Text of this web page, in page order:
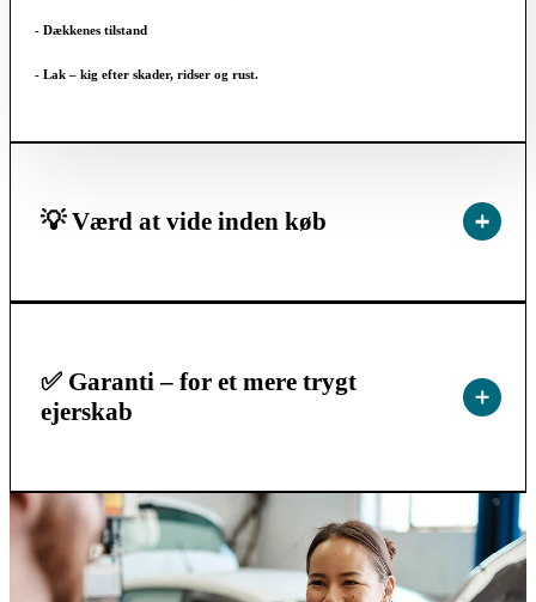
- Dækkenes tilstand
- Lak – kig efter skader, ridser og rust.
💡 Værd at vide inden køb
✅ Garanti – for et mere trygt
ejerskab